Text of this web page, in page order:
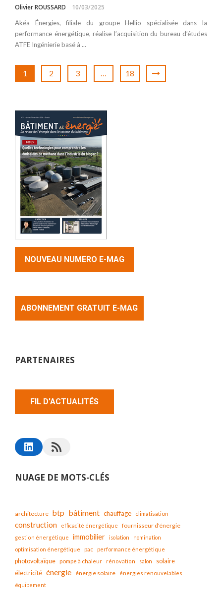
Olivier ROUSSARD 10/03/2025
Akéa Énergies, filiale du groupe Hellio spécialisée dans la
performance énergétique, réalise l’acquisition du bureau d’études
ATFE Ingénierie basé à ...
1 2 3 … 18
NOUVEAU NUMERO E-MAG
ABONNEMENT GRATUIT E-MAG
PARTENAIRES
FIL D'ACTUALITÉS
NUAGE DE MOTS-CLÉS
architecture btp bâtiment chauffage climatisation
construction efficacité énergétique fournisseur d'énergie
gestion énergétique immobilier isolation
nomination
optimisation énergétique
pac performance énergétique
photovoltaïque pompe à chaleur rénovation salon solaire
électricité énergie énergie solaire
énergies renouvelables
équipement